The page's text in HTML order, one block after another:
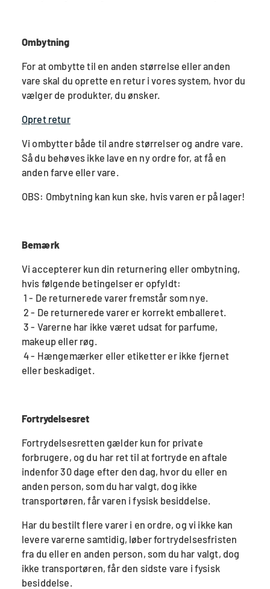
Ombytning
For at ombytte til en anden størrelse eller anden
vare skal du oprette en retur i vores system, hvor du
vælger de produkter, du ønsker.
Opret retur
Vi ombytter både til andre størrelser og andre vare.
Så du behøves ikke lave en ny ordre for, at få en
anden farve eller vare.
OBS: Ombytning kan kun ske, hvis varen er på lager!
Bemærk
Vi accepterer kun din returnering eller ombytning,
hvis følgende betingelser er opfyldt:
1 - De returnerede varer fremstår som nye.
2 - De returnerede varer er korrekt emballeret.
3 - Varerne har ikke været udsat for parfume,
makeup eller røg.
4 - Hængemærker eller etiketter er ikke fjernet
eller beskadiget.
Fortrydelsesret
Fortrydelsesretten gælder kun for private
forbrugere, og du har ret til at fortryde en aftale
indenfor 30 dage efter den dag, hvor du eller en
anden person, som du har valgt, dog ikke
transportøren, får varen i fysisk besiddelse.
Har du bestilt flere varer i en ordre, og vi ikke kan
levere varerne samtidig, løber fortrydelsesfristen
fra du eller en anden person, som du har valgt, dog
ikke transportøren, får den sidste vare i fysisk
besiddelse.